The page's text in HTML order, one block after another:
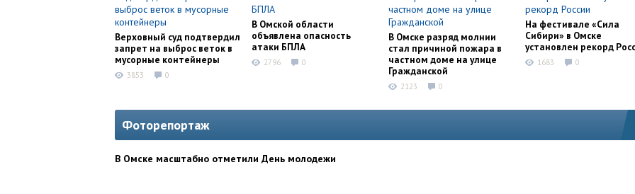
Верховный суд подтвердил
запрет на выброс веток в
мусорные контейнеры
3853 0
В Омской области
объявлена опасность
атаки БПЛА
2796 0
В Омске разряд молнии
стал причиной пожара в
частном доме на улице
Гражданской
2123 0
На фестивале «Сила
Сибири» в Омске
установлен рекорд
1683 0
Фоторепортаж
В Омске масштабно отметили День молодежи